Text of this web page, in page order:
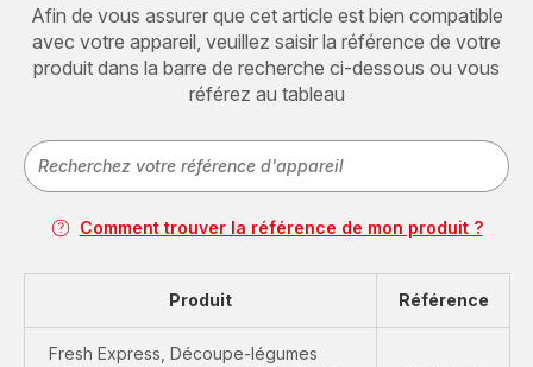
Afin de vous assurer que cet article est bien compatible
avec votre appareil, veuillez saisir la référence de votre
produit dans la barre de recherche ci-dessous ou vous
référez au tableau
Comment trouver la référence de mon produit ?
Produit Référence
Fresh Express, Découpe-légumes